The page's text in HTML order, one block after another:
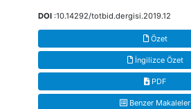
DOI :10.14292/totbid.dergisi.2019.12
Özet
İngilizce Özet
PDF
Benzer Makaleler